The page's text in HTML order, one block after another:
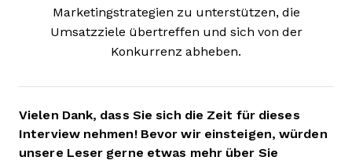
Marketingstrategien zu unterstützen, die
Umsatzziele übertreffen und sich von der
Konkurrenz abheben.
Vielen Dank, dass Sie sich die Zeit für dieses
Interview nehmen! Bevor wir einsteigen, würden
unsere Leser gerne etwas mehr über Sie